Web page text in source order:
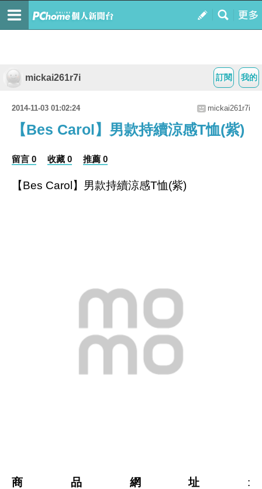
我的
訂閱
mickai261r7i
2014-11-03 01:02:24 mickai261r7i
【Bes Carol】男款持續涼感T恤(紫)
留言 0 收藏 0 推薦 0
【Bes Carol】男款持續涼感T恤(紫)
商品網址 :